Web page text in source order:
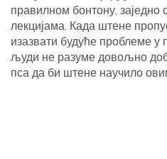
правилном бонтону,
лекцијама. Када штене
изазвати будуће проблеме
људи не разуме довољно
пса да би штене научило